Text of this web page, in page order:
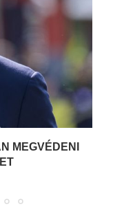
MEGVÉDENI